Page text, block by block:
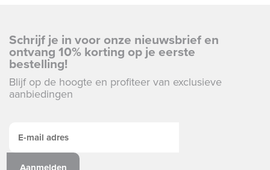
Schrijf je in voor onze nieuwsbrief en
ontvang 10% korting op je eerste
bestelling!
Blijf op de hoogte en profiteer van exclusieve
aanbiedingen